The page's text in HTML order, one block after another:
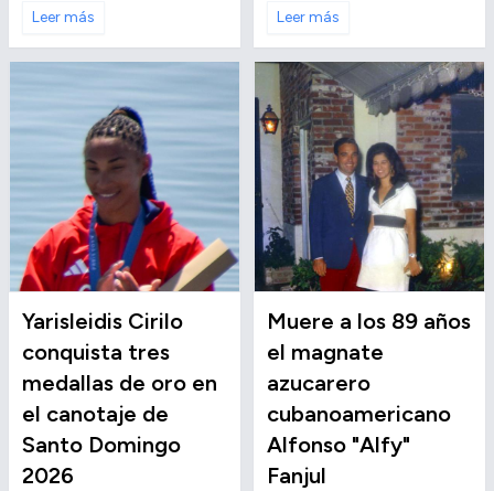
Leer más
Leer más
Yarisleidis Cirilo
conquista tres
medallas de oro en
el canotaje de
Santo Domingo
2026
Muere a los 89 años
el magnate
azucarero
cubanoamericano
Alfonso "Alfy"
Fanjul